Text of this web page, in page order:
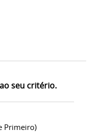
seu critério.
Primeiro)